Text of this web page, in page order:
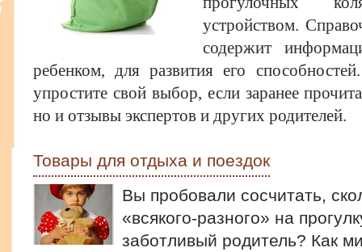
устройством.
содержит
ребенком, для развития его
упростите свой выбор, если заранее
но и отзывы экспертов и других родителей.
Товары для отдыха и поездок
Вы пробовали сосчитать,
«всякого-разного» на
заботливый родитель? Как